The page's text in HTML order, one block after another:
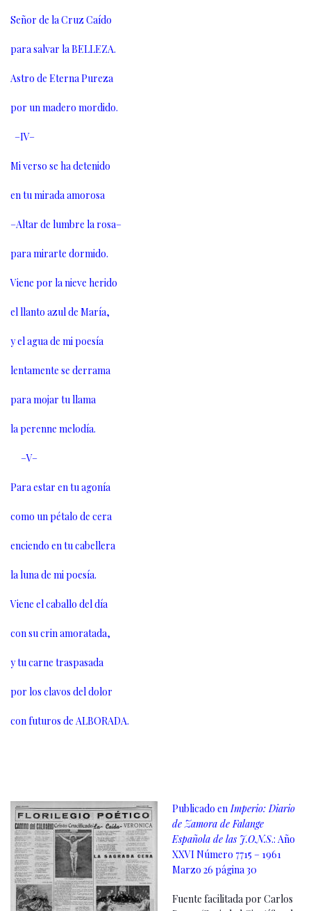
Señor de la Cruz Caído
para salvar la BELLEZA.
Astro de Eterna Pureza
por un madero mordido.
–IV–
Mi verso se ha detenido
en tu mirada amorosa
–Altar de lumbre la rosa–
para mirarte dormido.
Viene por la nieve herido
el llanto azul de María,
y el agua de mi poesía
lentamente se derrama
para mojar tu llama
la perenne melodía.
–V–
Para estar en tu agonía
como un pétalo de cera
enciendo en tu cabellera
la luna de mi poesía.
Viene el caballo del día
con su crin amoratada,
y tu carne traspasada
por los clavos del dolor
con futuros de ALBORADA.
Publicado enImperio: Diario
de Zamora de Falange
Española de las J.O.N.S.: Año
XXVI Número 7715 – 1961
Marzo 26 página 30
Fuente facilitada por Carlos